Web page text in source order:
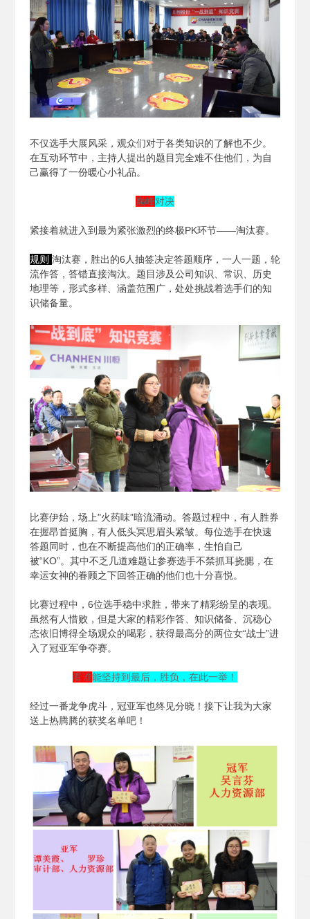
不仅选手大展风采，观众们对于各类知识的了解也不少。
在互动环节中，主持人提出的题目完全难不住他们，为自
己赢得了一份暖心小礼品。
巅峰对决
紧接着就进入到最为紧张激烈的终极PK环节——淘汰赛。
规则 淘汰赛，胜出的6人抽签决定答题顺序，一人一题，轮
流作答，答错直接淘汰。题目涉及公司知识、常识、历史
地理等，形式多样、涵盖范围广，处处挑战着选手们的知
识储备量。
比赛伊始，场上"火药味”暗流涌动。答题过程中，有人胜券
在握昂首挺胸，有人低头冥思眉头紧皱。每位选手在快速
答题同时，也在不断提高他们的正确率，生怕自己
被“KO”。其中不乏几道难题让参赛选手不禁抓耳挠腮，在
幸运女神的眷顾之下回答正确的他们也十分喜悦。
比赛过程中，6位选手稳中求胜，带来了精彩纷呈的表现。
虽然有人惜败，但是大家的精彩作答、知识储备、沉稳心
态依旧博得全场观众的喝彩，获得最高分的两位女“战士”进
入了冠亚军争夺赛。
看谁能坚持到最后，胜负，在此一举！
经过一番龙争虎斗，冠亚军也终见分晓！接下让我为大家
送上热腾腾的获奖名单吧！